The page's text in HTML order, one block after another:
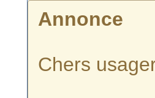
Annonce
Chers